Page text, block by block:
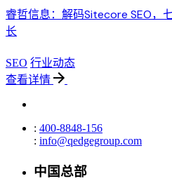
睿哲信息：解码Sitecore SEO，
长
SEO 行业动态
查看详情
: 400-8848-156
: info@qedgegroup.com
中国总部